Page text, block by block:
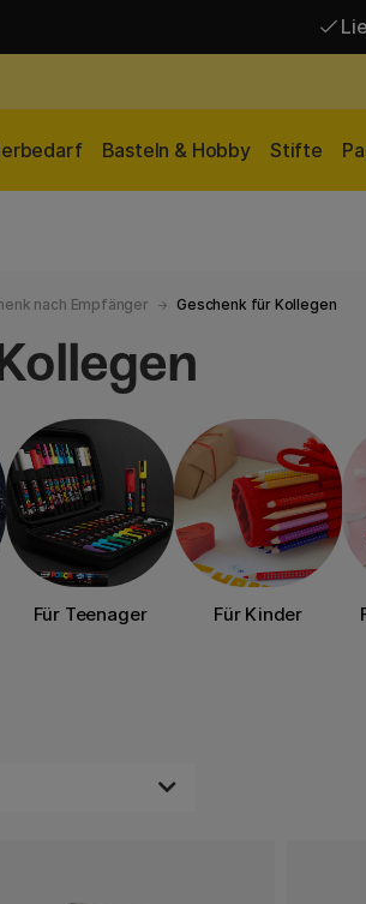
Basteln & Hobby Stifte
nach Empfänger Geschenk für Kollegen
Für Teenager Für Kinder